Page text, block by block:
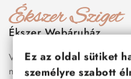
Ékszer Webáruház
Válogass több száz prémium
nemesacél ékszer és orvosi
Ez az oldal sütiket
személyre szabott